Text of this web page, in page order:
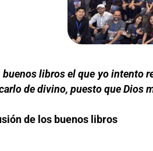
libros el que yo intento
de divino, puesto que Dios
de los buenos libros